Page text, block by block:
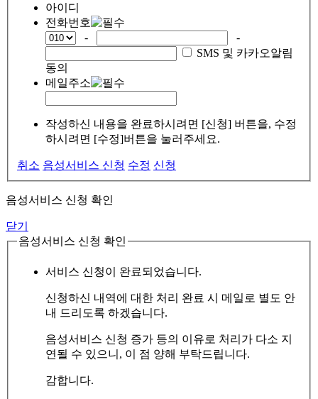
아이디
전화번호
-
-
SMS 및 카카오알림
동의
메일주소
작성하신 내용을 완료하시려면 [신청] 버튼을, 수정
하시려면 [수정]버튼을 눌러주세요.
취소 음성서비스 신청 수정 신청
음성서비스 신청 확인
닫기
음성서비스 신청 확인
서비스 신청이 완료되었습니다.
신청하신 내역에 대한 처리 완료 시 메일로 별도 안
내 드리도록 하겠습니다.
음성서비스 신청 증가 등의 이유로 처리가 다소 지
연될 수 있으니, 이 점 양해 부탁드립니다.
감합니다.